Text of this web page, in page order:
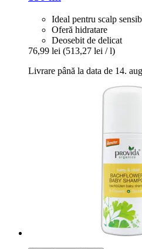
Ideal pentru scalp
Oferă hidratare
Deosebit de delicat
76,99 lei (513,27 lei / l)
Livrare până la data de 14.